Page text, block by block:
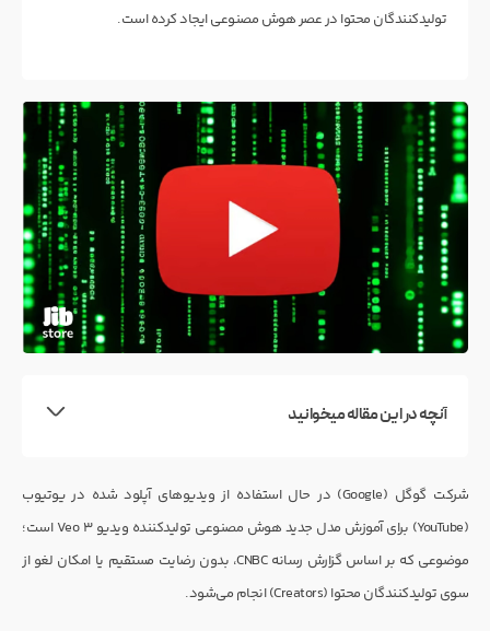
تولیدکنندگان محتوا در عصر هوش مصنوعی ایجاد کرده است.
آنچه در این مقاله میخوانید
شرکت گوگل (Google) در حال استفاده از ویدیوهای آپلود شده در یوتیوب
(YouTube) برای آموزش مدل جدید هوش مصنوعی تولیدکننده ویدیو Veo 3 است؛
موضوعی که بر اساس گزارش رسانه CNBC، بدون رضایت مستقیم یا امکان لغو از
سوی تولیدکنندگان محتوا (Creators) انجام می‌شود.